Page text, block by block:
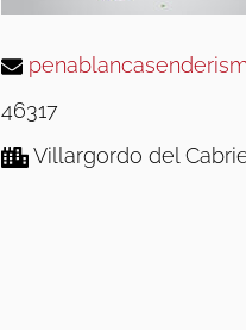
46317
Villargordo del